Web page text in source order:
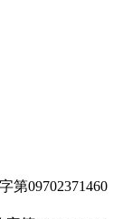
第09702371460